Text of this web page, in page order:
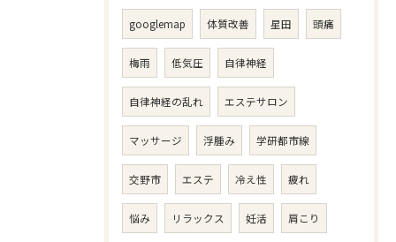
googlemap 体質改善 星田 頭痛
梅雨 低気圧 自律神経
自律神経の乱れ エステサロン
マッサージ 浮腫み 学研都市線
交野市 エステ 冷え性 疲れ
悩み リラックス 妊活 肩こり